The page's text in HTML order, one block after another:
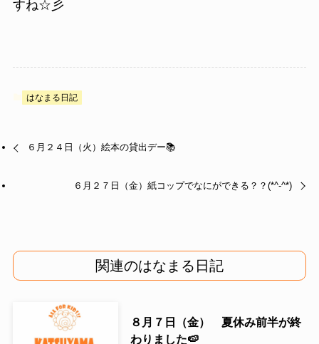
すね☆彡
はなまる日記
６月２４日（火）絵本の貸出デー📚
６月２７日（金）紙コップでなにができる？？(*^-^*)
関連のはなまる日記
８月７日（金） 夏休み前半が終
わりました🍉